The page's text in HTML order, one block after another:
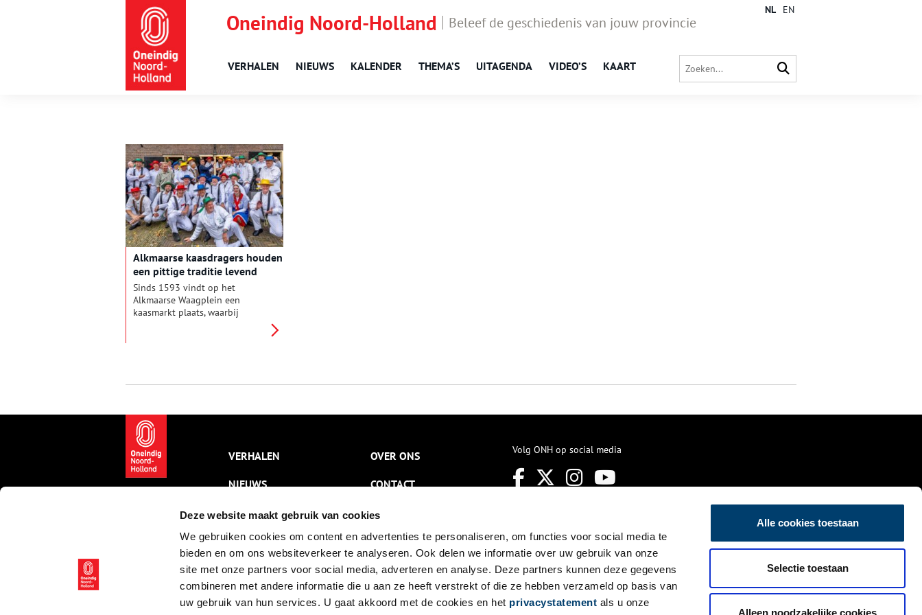
Deze website maakt gebruik van cookies
We gebruiken cookies om content en advertenties te personaliseren, om functies voor social media te
bieden en om ons websiteverkeer te analyseren. Ook delen we informatie over uw gebruik van onze
site met onze partners voor social media, adverteren en analyse. Deze partners kunnen deze gegevens
combineren met andere informatie die u aan ze heeft verstrekt of die ze hebben verzameld op basis van
uw gebruik van hun services. U gaat akkoord met de cookies en het privacystatement als u onze
Alle cookies toestaan
Selectie toestaan
Alleen noodzakelijke cookies
Oneindig Noord-Holland Beleef de geschiedenis van jouw provincie
VERHALEN NIEUWS KALENDER THEMA’S UITAGENDA VIDEO’S KAART
NL EN
Alkmaarse kaasdragers houden
een pittige traditie levend
Sinds 1593 vindt op het
Alkmaarse Waagplein een
kaasmarkt plaats, waarbij
VERHALEN
NIEUWS
KALENDER
THEMA’S
ACTIVITEITEN
VIDEO’S
OVER ONS
CONTACT
NIEUWSBRIEF
DISCLAIMER
PRIVACY
TOEGANKELIJKHEID
Volg ONH op social media